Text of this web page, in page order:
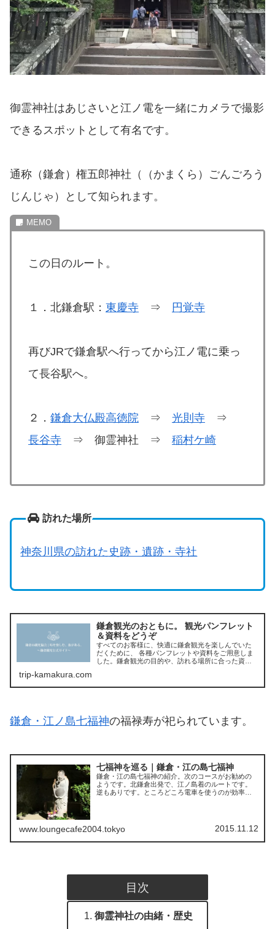
御霊神社はあじさいと江ノ電を一緒にカメラで撮影
できるスポットとして有名です。
通称（鎌倉）権五郎神社（（かまくら）ごんごろう
じんじゃ）として知られます。
この日のルート。
１．北鎌倉駅： 東慶寺 ⇒ 円覚寺
再びJRで鎌倉駅へ行ってから江ノ電に乗っ
て長谷駅へ。
２． 鎌倉大仏殿高徳院 ⇒ 光則寺 ⇒
長谷寺 ⇒ 御霊神社 ⇒ 稲村ケ崎
訪れた場所
神奈川県の訪れた史跡・遺跡・寺社
鎌倉観光のおともに。 観光パンフレット
＆資料をどうぞ
すべてのお客様に、快適に鎌倉観光を楽しんでいた
だくために、 各種パンフレットや資料をご用意しま
した。鎌倉観光の目的や、訪れる場所に合った資料
trip-kamakura.com
鎌倉・江ノ島七福神の福禄寿が祀られています。
七福神を巡る｜鎌倉・江の島七福神
鎌倉・江の島七福神の紹介。次のコースがお勧めの
ようです。北鎌倉出発で、江ノ島着のルートです。
逆もありです。ところどころ電車を使うのが効率的
www.loungecafe2004.tokyo 2015.11.12
目次
御霊神社の由緒・歴史